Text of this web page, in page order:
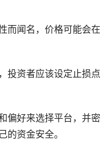
而闻名，价格可能会在
投资者应该设定止损点
偏好来选择平台，并密
资金安全。